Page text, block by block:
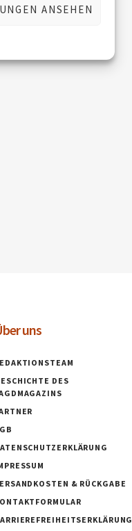
ANSEHEN
uns
DES
& RÜCKGABE